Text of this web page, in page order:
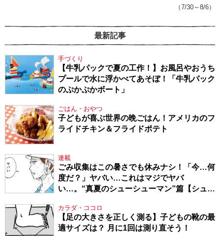
（7/30～8/6）
最新記事
手づくり
【牛乳パックで夏の工作！】お風呂やおうち
プールで水に浮かべてあそぼ！「牛乳パック
のぷかぷかボート」
ごはん・おやつ
子どもが喜ぶ世界の晩ごはん！アメリカのフ
ライドチキン＆フライドポテト
連載
ごみ収集はこの暑さでも休みナシ！「今…何
度だ？」ヤバい…これはマジでヤバ
い…。“真夏のシューシューマン”篇【シュー
カラダ・ココロ
【足の大きさを正しく測る】子どもの靴の最
適サイズは？ 月に1回は測り直そう！